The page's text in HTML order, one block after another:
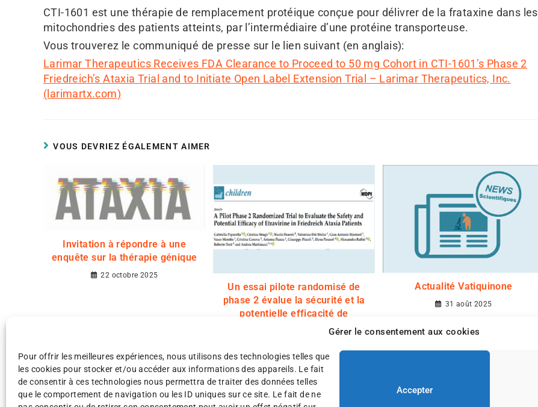
Gérer le consentement aux cookies
Pour offrir les meilleures expériences, nous utilisons des technologies telles que
les cookies pour stocker et/ou accéder aux informations des appareils. Le fait
de consentir à ces technologies nous permettra de traiter des données telles
que le comportement de navigation ou les ID uniques sur ce site. Le fait de ne
Accepter
CTI-1601 est une thérapie de remplacement protéique conçue pour délivrer de la frataxine dans les
mitochondries des patients atteints, par l’intermédiaire d’une protéine transporteuse.
Vous trouverez le communiqué de presse sur le lien suivant (en anglais):
Larimar Therapeutics Receives FDA Clearance to Proceed to 50 mg Cohort in CTI-1601’s Phase 2
Friedreich’s Ataxia Trial and to Initiate Open Label Extension Trial – Larimar Therapeutics, Inc.
(larimartx.com)
VOUS DEVRIEZ ÉGALEMENT AIMER
Invitation à répondre à une
enquête sur la thérapie génique
22 octobre 2025
Un essai pilote randomisé de
phase 2 évalue la sécurité et la
potentielle efficacité de
l’etravirine parmi les patients
6 septembre 2024
Actualité Vatiquinone
31 août 2025